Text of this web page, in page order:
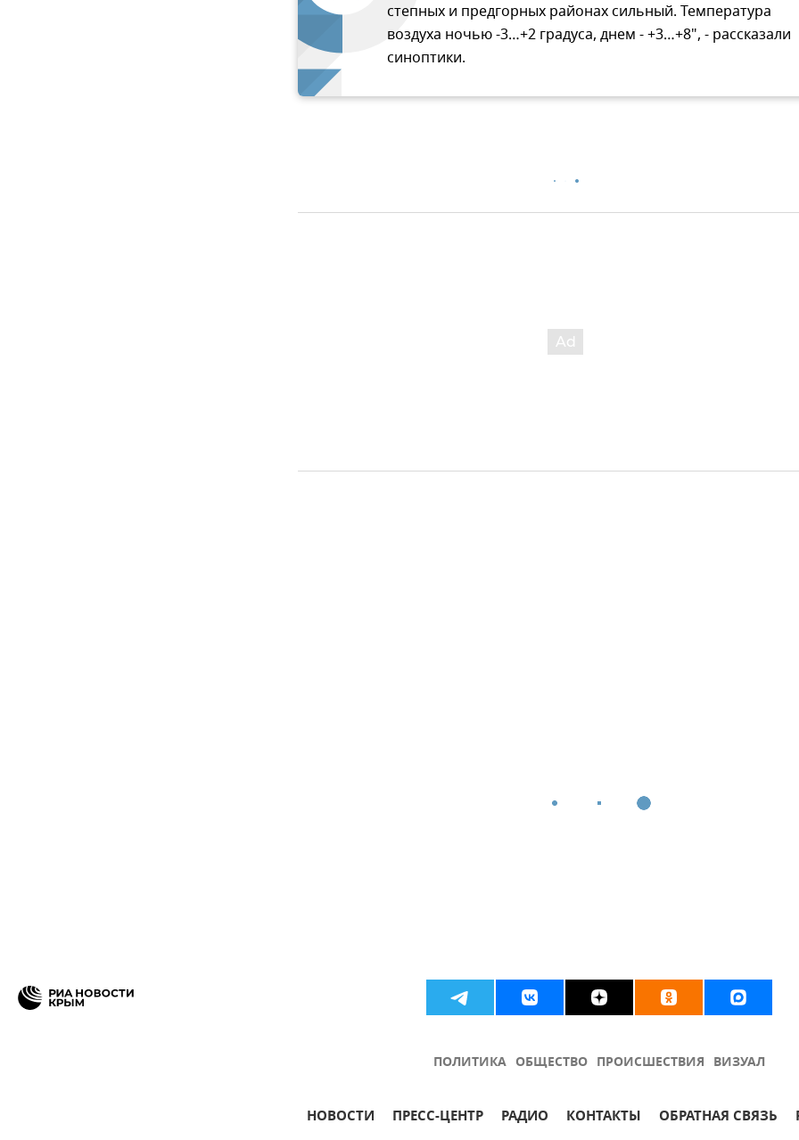
степных и предгорных районах сильный. Температура
воздуха ночью -3…+2 градуса, днем - +3…+8", - рассказали
синоптики.
ПОЛИТИКА ОБЩЕСТВО ПРОИСШЕСТВИЯ ВИЗУАЛ
НОВОСТИ ПРЕСС-ЦЕНТР РАДИО КОНТАКТЫ ОБРАТНАЯ СВЯЗЬ